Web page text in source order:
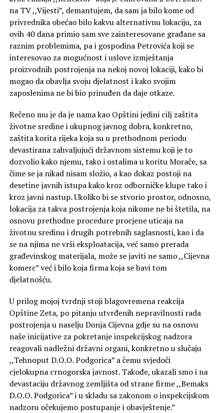
na TV ,,Vijesti”, demantujem, da sam ja bilo kome od
privrednika obećao bilo kakvu alternativnu lokaciju, za
ovih 40 dana primio sam sve zainteresovane građane sa
raznim problemima, pa i gospodina Petrovića koji se
interesovao za mogućnost i uslove izmještanja
proizvodnih postrojenja na nekoj novoj lokaciji, kako bi
mogao da obavlja svoju djelatnost i kako svojim
zaposlenima ne bi bio prinuđen da daje otkaze.
Rečeno mu je da je nama kao Opštini jedini cilj zaštita
životne sredine i ukupnog javnog dobra, konkretno,
zaštita korita rijeka koja su u prethodnom periodu
devastirana zahvaljujući državnom sistemu koji je to
dozvolio kako njemu, tako i ostalima u koritu Morače, sa
čime se ja nikad nisam složio, a kao dokaz postoji na
desetine javnih istupa kako kroz odborničke klupe tako i
kroz javni nastup. Ukoliko bi se stvorio prostor, odnosno,
lokacija za takva postrojenja koja nikome ne bi štetila, na
osnovu prethodne procedure procjene uticaja na
životnu sredinu i drugih potrebnih saglasnosti, kao i da
se na njima ne vrši eksploatacija, već samo prerada
građevinskog materijala, može se javiti ne samo ,,Cijevna
komerc” već i bilo koja firma koja se bavi tom
djelatnošću.
U prilog mojoj tvrdnji stoji blagovremena reakcija
Opštine Zeta, po pitanju utvrđenih nepravilnosti rada
postrojenja u naselju Donja Cijevna gdje su na osnovu
naše inicijative za pokretanje inspekcijskog nadzora
reagovali nadležni državni organi, konkretno u slučaju
,,Tehnoput D.O.O. Podgorica” a čemu svjedoči
cjelokupna crnogorska javnost. Takođe, ukazali smo i na
devastaciju državnog zemljišta od strane firme ,,Bemaks
D.O.O. Podgorica” i u skladu sa zakonom o inspekcijskom
nadzoru očekujemo postupanje i obavještenje.”